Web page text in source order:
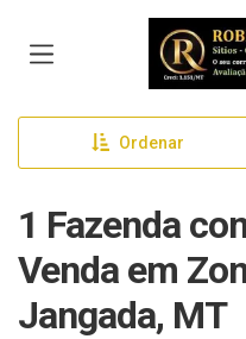
Página
Ordenar
1 Fazenda
Venda em
Jangada, MT